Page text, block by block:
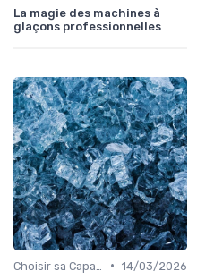
La magie des machines à
glaçons professionnelles
• 14/03/2026